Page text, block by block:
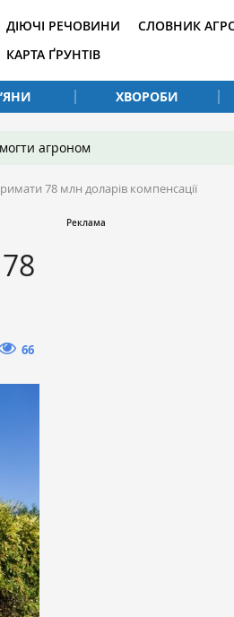
ДІЮЧІ РЕЧОВИНИ
КАРТА ҐРУНТІВ
СЛОВНИК
ХВОРОБИ
агроном
78 млн доларів компенсації
66